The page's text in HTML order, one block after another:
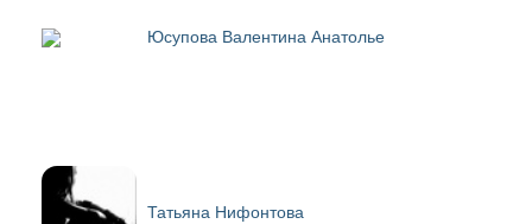
Юсупова Валентина Анатолье
Татьяна Нифонтова